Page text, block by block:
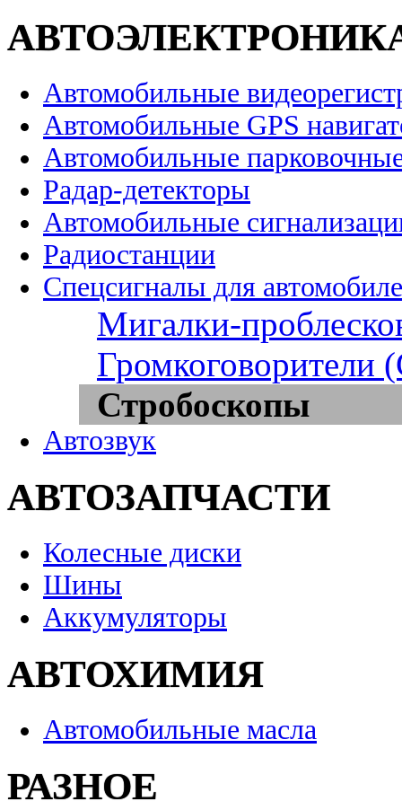
Автомобильные
Автомобильные GPS
Автомобильные
Радар-детекторы
Автомобильные
Радиостанции
Спецсигналы для
Мигалки-
Громкоговорители
Стробоскопы
Автозвук
АВТОЗАПЧАСТИ
Колесные диски
Шины
Аккумуляторы
АВТОХИМИЯ
Автомобильные масла
РАЗНОЕ